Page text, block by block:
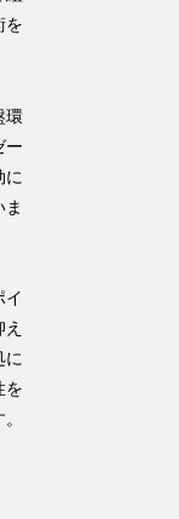
を
環
ー
に
イ
に
を